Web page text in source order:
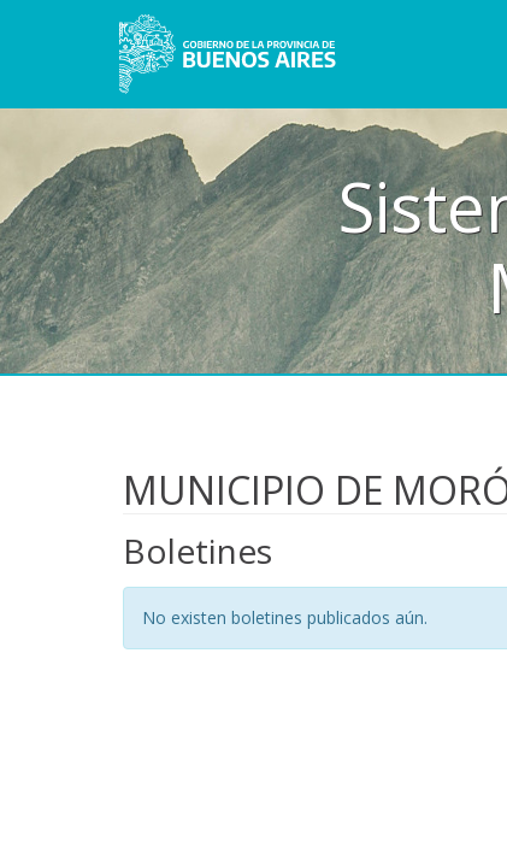
MUNICIPIO DE
Boletines
No existen boletines publicados aún.